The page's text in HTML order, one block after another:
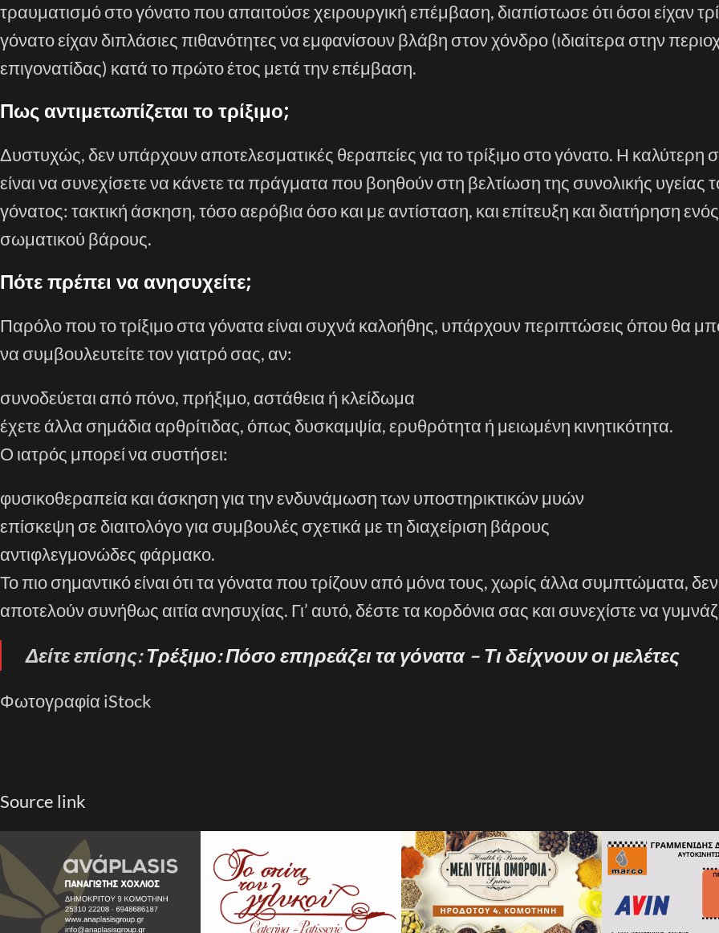
τραυματισμό στο γόνατο που απαιτούσε χειρουργική επέμβαση, διαπίστωσε ότι όσοι είχαν
γόνατο είχαν διπλάσιες πιθανότητες να εμφανίσουν βλάβη στον χόνδρο (ιδιαίτερα στην
επιγονατίδας) κατά το πρώτο έτος μετά την επέμβαση.
Πως αντιμετωπίζεται το τρίξιμο;
Δυστυχώς, δεν υπάρχουν αποτελεσματικές θεραπείες για το τρίξιμο στο γόνατο. Η καλύτερη
είναι να συνεχίσετε να κάνετε τα πράγματα που βοηθούν στη βελτίωση της συνολικής υγείας
γόνατος: τακτική άσκηση, τόσο αερόβια όσο και με αντίσταση, και επίτευξη και διατήρηση
σωματικού βάρους.
Πότε πρέπει να ανησυχείτε;
Παρόλο που το τρίξιμο στα γόνατα είναι συχνά καλοήθης, υπάρχουν περιπτώσεις όπου θα
να συμβουλευτείτε τον γιατρό σας, αν:
συνοδεύεται από πόνο, πρήξιμο, αστάθεια ή κλείδωμα
έχετε άλλα σημάδια αρθρίτιδας, όπως δυσκαμψία, ερυθρότητα ή μειωμένη κινητικότητα.
Ο ιατρός μπορεί να συστήσει:
φυσικοθεραπεία και άσκηση για την ενδυνάμωση των υποστηρικτικών μυών
επίσκεψη σε διαιτολόγο για συμβουλές σχετικά με τη διαχείριση βάρους
αντιφλεγμονώδες φάρμακο.
Το πιο σημαντικό είναι ότι τα γόνατα που τρίζουν από μόνα τους, χωρίς άλλα συμπτώματα, δεν
αποτελούν συνήθως αιτία ανησυχίας. Γι’ αυτό, δέστε τα κορδόνια σας και συνεχίστε να
Δείτε επίσης:Τρέξιμο: Πόσο επηρεάζει τα γόνατα – Τι δείχνουν οι μελέτες
Φωτογραφία iStock
Source link